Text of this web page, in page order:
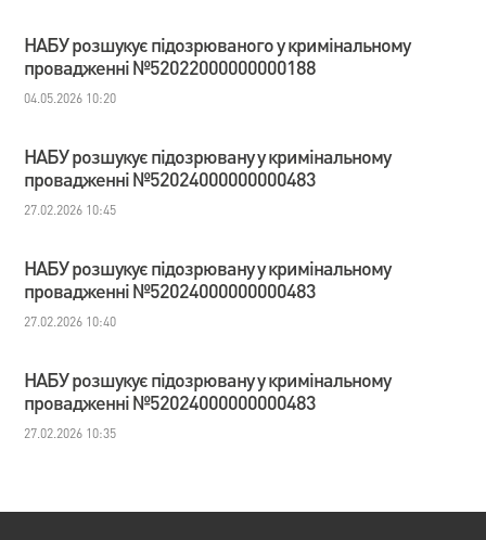
НАБУ розшукує підозрюваного у кримінальному
провадженні №52022000000000188
04.05.2026 10:20
НАБУ розшукує підозрювану у кримінальному
провадженні №52024000000000483
27.02.2026 10:45
НАБУ розшукує підозрювану у кримінальному
провадженні №52024000000000483
27.02.2026 10:40
НАБУ розшукує підозрювану у кримінальному
провадженні №52024000000000483
27.02.2026 10:35